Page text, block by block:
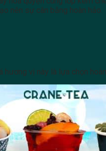
nên sự cân bằng hoàn hảo.
hương vị này là lựa chọn